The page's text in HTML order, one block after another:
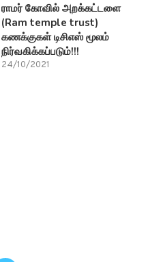
ராமர் கோவில் அறக்கட்டளை
(Ram temple trust)
கணக்குகள் டிசிஎஸ் மூலம்
நிர்வகிக்கப்படும்!!!
24/10/2021